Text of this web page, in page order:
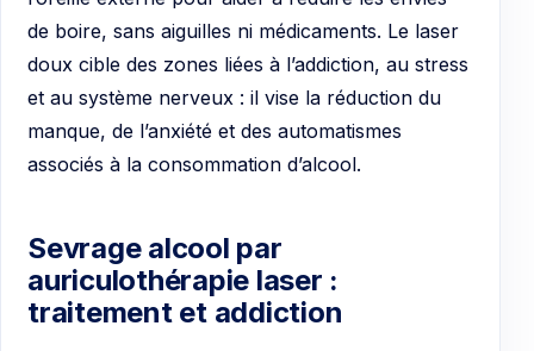
de boire, sans aiguilles ni médicaments. Le laser
doux cible des zones liées à l’addiction, au stress
et au système nerveux : il vise la réduction du
manque, de l’anxiété et des automatismes
associés à la consommation d’alcool.
Sevrage alcool par
auriculothérapie laser :
traitement et addiction